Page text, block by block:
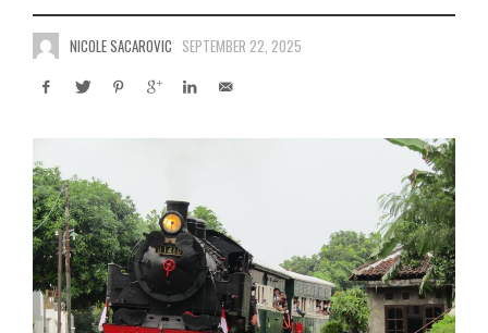
NICOLE SACAROVIC SEPTEMBER 22, 2025